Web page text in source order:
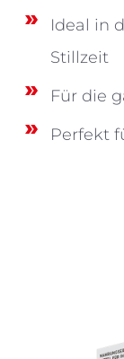
Ideal in
Stillzeit
Für die
Perfekt